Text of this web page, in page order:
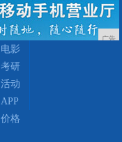
广告
电影
考研
活动
APP
价格